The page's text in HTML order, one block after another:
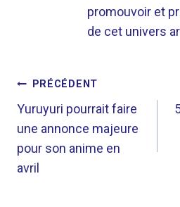
promouvoir et
de cet univers
NAVIGATION
DE
L’ARTICLE
PRÉCÉDENT
Yuruyuri pourrait faire
une annonce majeure
pour son anime en
avril